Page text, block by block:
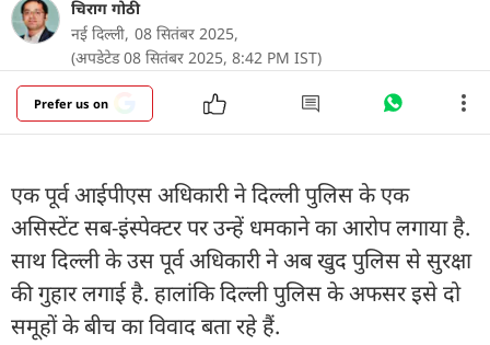
चिराग गोठी
नई दिल्ली, 08 सितंबर 2025,
(अपडेटेड 08 सितंबर 2025, 8:42 PM IST)
Prefer us on
एक पूर्व आईपीएस अधिकारी ने दिल्ली पुलिस के एक
असिस्टेंट सब-इंस्पेक्टर पर उन्हें धमकाने का आरोप लगाया है.
साथ दिल्ली के उस पूर्व अधिकारी ने अब खुद पुलिस से सुरक्षा
की गुहार लगाई है. हालांकि दिल्ली पुलिस के अफसर इसे दो
समूहों के बीच का विवाद बता रहे हैं.